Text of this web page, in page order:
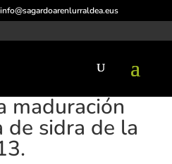
info@sagardoarenlurraldea.eus
maduración
de sidra de la